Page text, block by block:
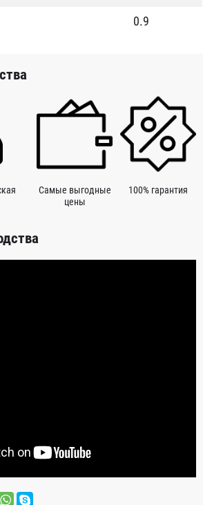
0.9
Самые выгодные
цены
100% гарантия